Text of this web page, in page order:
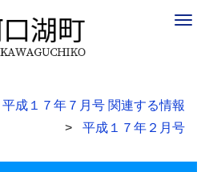
平成１７年７月号 関連する情報
平成１７年２月号